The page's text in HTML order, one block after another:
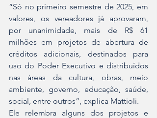
“Só no primeiro semestre de 2025, em
valores, os vereadores já aprovaram,
por unanimidade, mais de R$ 61
milhões em projetos de abertura de
créditos adicionais, destinados para
uso do Poder Executivo e distribuídos
nas áreas da cultura, obras, meio
ambiente, governo, educação, saúde,
social, entre outros”, explica Mattioli.
Ele relembra alguns dos projetos e